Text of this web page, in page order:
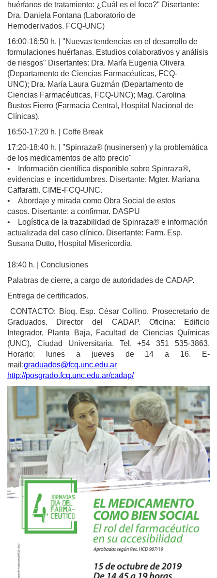
huérfanos de tratamiento: ¿Cuál es el foco?" Disertante:
Dra. Daniela Fontana (Laboratorio de
Hemoderivados. FCQ-UNC)
16:00-16:50 h. | "Nuevas tendencias en el desarrollo de
formulaciones huérfanas. Estudios colaborativos y análisis
de riesgos" Disertantes: Dra. María Eugenia Olivera
(Departamento de Ciencias Farmacéuticas, FCQ-
UNC); Dra. María Laura Guzmán (Departamento de
Ciencias Farmacéuticas, FCQ-UNC); Mag. Carolina
Bustos Fierro (Farmacia Central, Hospital Nacional de
Clínicas).
16:50-17:20 h. | Coffe Break
17:20-18:40 h. | "Spinraza® (nusinersen) y la problemática
de los medicamentos de alto precio"
• Información científica disponible sobre Spinraza®,
evidencias e incertidumbres. Disertante: Mgter. Mariana
Caffaratti. CIME-FCQ-UNC.
• Abordaje y mirada como Obra Social de estos
casos. Disertante: a confirmar. DASPU
• Logística de la trazabilidad de Spinraza® e información
actualizada del caso clínico. Disertante: Farm. Esp.
Susana Dutto, Hospital Misericordia.
18:40 h. | Conclusiones
Palabras de cierre, a cargo de autoridades de CADAP.
Entrega de certificados.
CONTACTO: Bioq. Esp. César Collino. Prosecretario de
Graduados. Director del CADAP. Oficina: Edificio
Integrador, Planta Baja, Facultad de Ciencias Químicas
(UNC), Ciudad Universitaria. Tel. +54 351 535-3863.
Horario: lunes a jueves de 14 a 16. E-
mail:graduados@fcq.unc.edu.ar
http://posgrado.fcq.unc.edu.ar/cadap/